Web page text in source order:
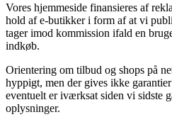
Vores hjemmeside finansieres af
hold af e-butikker i form af at vi
tager imod kommission ifald en
indkøb.
Orientering om tilbud og shops på
hyppigt, men der gives ikke
eventuelt er iværksat siden vi sidste
oplysninger.